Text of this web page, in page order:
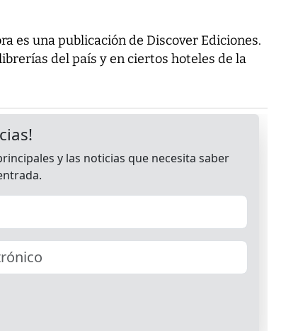
es una publicación de Discover Ediciones.
del país y en ciertos hoteles de la